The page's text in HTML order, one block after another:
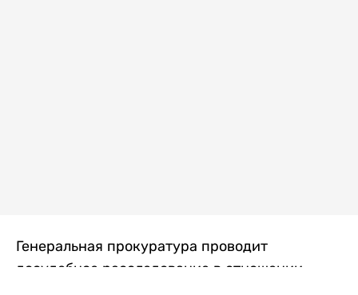
Генеральная прокуратура проводит
досудебное расследование в отношении